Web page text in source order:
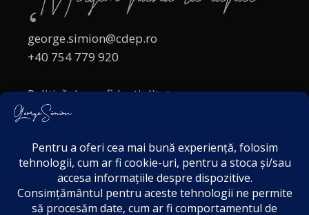
george.simion@cdep.ro
+40 754 779 920
Politică de confidențialitate
Politica cookies
Acordul de markting
Disclaimer